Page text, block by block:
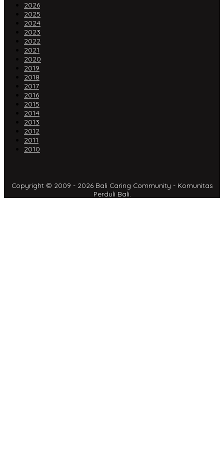
2026
2025
2024
2023
2022
2021
2020
2019
2018
2017
2016
2015
2014
2013
2012
2011
2010
Copyright © 2009 - 2026 Bali Caring Community - Komunitas
Perduli Bali.